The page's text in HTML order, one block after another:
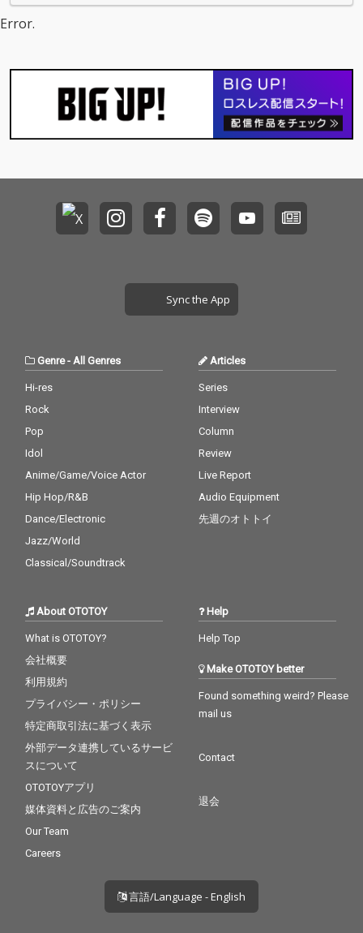
Error.
Sync the App
Genre- All Genres
Hi-res
Rock
Pop
Idol
Anime/Game/Voice Actor
Hip Hop/R&B
Dance/Electronic
Jazz/World
Classical/Soundtrack
Articles
Series
Interview
Column
Review
Live Report
Audio Equipment
先週のオトトイ
About OTOTOY
What is OTOTOY?
会社概要
利用規約
プライバシー・ポリシー
特定商取引法に基づく表示
外部データ連携しているサービ
スについて
OTOTOYアプリ
媒体資料と広告のご案内
Our Team
Careers
Help
Help Top
Make OTOTOY better
Found something weird? Please
mail us
Contact
退会
言語/Language - English